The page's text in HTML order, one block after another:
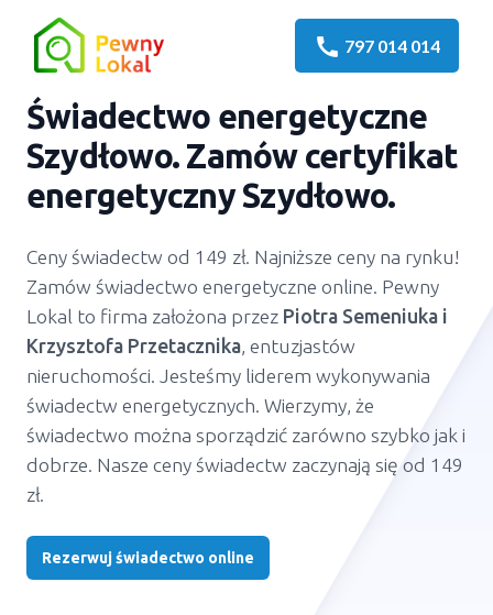
call 797 014 014
Świadectwo energetyczne
Szydłowo. Zamów certyfikat
energetyczny Szydłowo.
Ceny świadectw od 149 zł. Najniższe ceny na rynku!
Zamów świadectwo energetyczne online. Pewny
Lokal to firma założona przez Piotra Semeniuka i
Krzysztofa Przetacznika, entuzjastów
nieruchomości. Jesteśmy liderem wykonywania
świadectw energetycznych. Wierzymy, że
świadectwo można sporządzić zarówno szybko jak i
dobrze. Nasze ceny świadectw zaczynają się od 149
zł.
Rezerwuj świadectwo online